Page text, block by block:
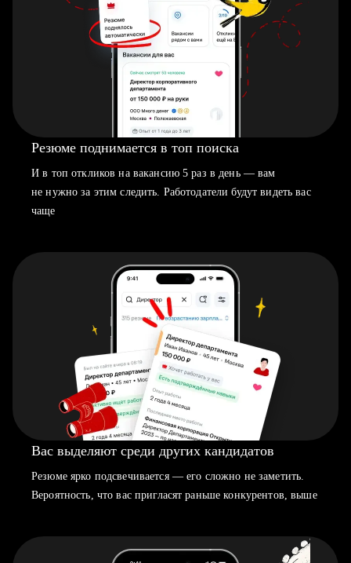
Резюме поднимается в топ поиска
И в топ откликов на вакансию 5 раз в день — вам
не нужно за этим следить. Работодатели будут видеть вас
чаще
Вас выделяют среди других кандидатов
Резюме ярко подсвечивается — его сложно не заметить.
Вероятность, что вас пригласят раньше конкурентов, выше